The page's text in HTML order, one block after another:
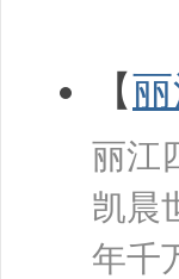
【
丽江
凯晨
年千